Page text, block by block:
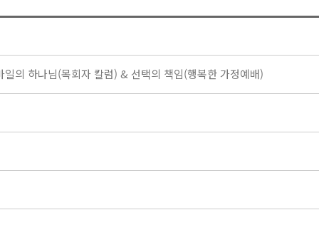
의 하나님(목회자 칼럼) & 선택의 책임(행복한 가정예배)